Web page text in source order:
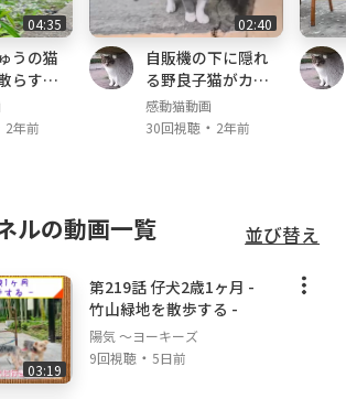
04:35
うの猫
らすヤ
2年前
02:40
自販機の下に隠れ
る野良子猫がカワ
イイ
感動猫動画
30回視聴・ 2年前
ルの動画一覧 並び替え
03:19
第219話 仔犬2歳1ヶ月 -
竹山緑地を散歩する -
陽気 ～ヨーキーズ
9回視聴 ・5日前